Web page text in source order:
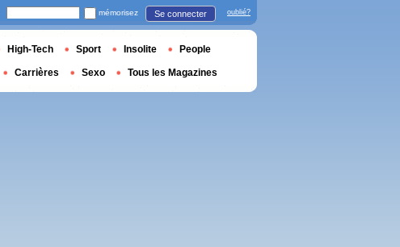
mémorisez Se connecter oublié?
High-Tech Sport Insolite People
Carrières Sexo Tous les Magazines